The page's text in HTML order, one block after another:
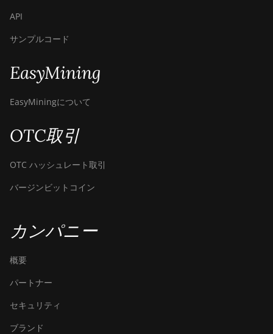
API
サンプルコード
EasyMining
EasyMiningについて
OTC取引
OTC ハッシュレート取引
バージンビットコイン
カンパニー
概要
パートナー
セキュリティ
ブランド